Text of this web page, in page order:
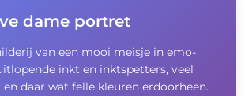
dame portret
van een mooi meisje in emo-
inkt en inktspetters, veel
daar wat felle kleuren erdoorheen.